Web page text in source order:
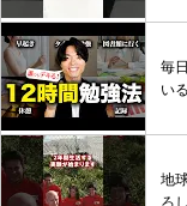
毎
い
地
ろ